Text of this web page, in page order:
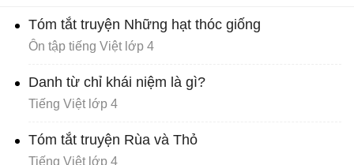
Tóm tắt truyện Những hạt thóc giống
Ôn tập tiếng Việt lớp 4
Danh từ chỉ khái niệm là gì?
Tiếng Việt lớp 4
Tóm tắt truyện Rùa và Thỏ
Tiếng Việt lớp 4